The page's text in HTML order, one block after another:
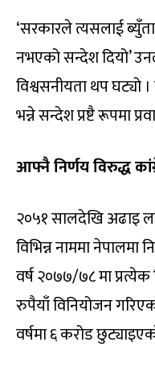
‘सरकारले त्यसलाई
नभएको सन्देश दियो’
विश्वसनीयता थप घट्यो
भन्ने सन्देश प्रष्टै रूपमा
आफ्नै निर्णय विरुद्ध
२०५१ सालदेखि अढाइ
विभिन्न नाममा
वर्ष २०७७/७८ मा प्रत्येक
रुपैयाँ विनियोजन
वर्षमा ६ करोड